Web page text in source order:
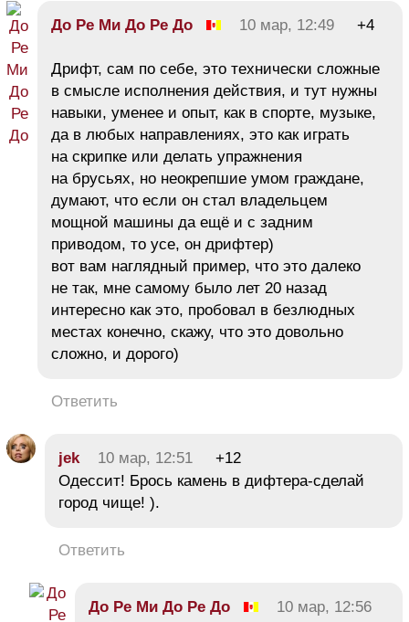
До Ре Ми До Ре До 10 мар, 12:49 +4
Дрифт, сам по себе, это технически сложные
в смысле исполнения действия, и тут нужны
навыки, уменее и опыт, как в спорте, музыке,
да в любых направлениях, это как играть
на скрипке или делать упражнения
на брусьях, но неокрепшие умом граждане,
думают, что если он стал владельцем
мощной машины да ещё и с задним
приводом, то усе, он дрифтер)
вот вам наглядный пример, что это далеко
не так, мне самому было лет 20 назад
интересно как это, пробовал в безлюдных
местах конечно, скажу, что это довольно
сложно, и дорого)
Ответить
jek 10 мар, 12:51
+12
Одессит! Брось камень в дифтера-сделай
город чище! ).
Ответить
До Ре Ми До Ре До
10 мар, 12:56